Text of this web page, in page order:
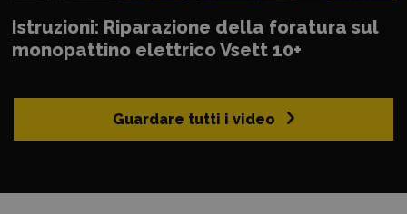
Guardare tutti i video
Istruzioni: Riparazione della foratura sul
monopattino elettrico Vsett 10+